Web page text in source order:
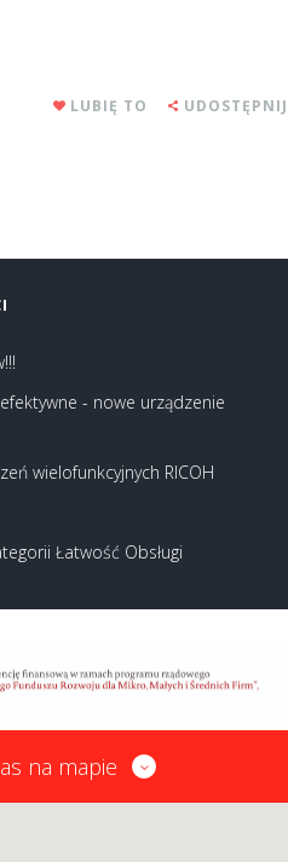
LUBIĘ TO UDOSTĘPNIJ
- nowe urządzenie
wielofunkcyjnych RICOH
Łatwość Obsługi
na mapie